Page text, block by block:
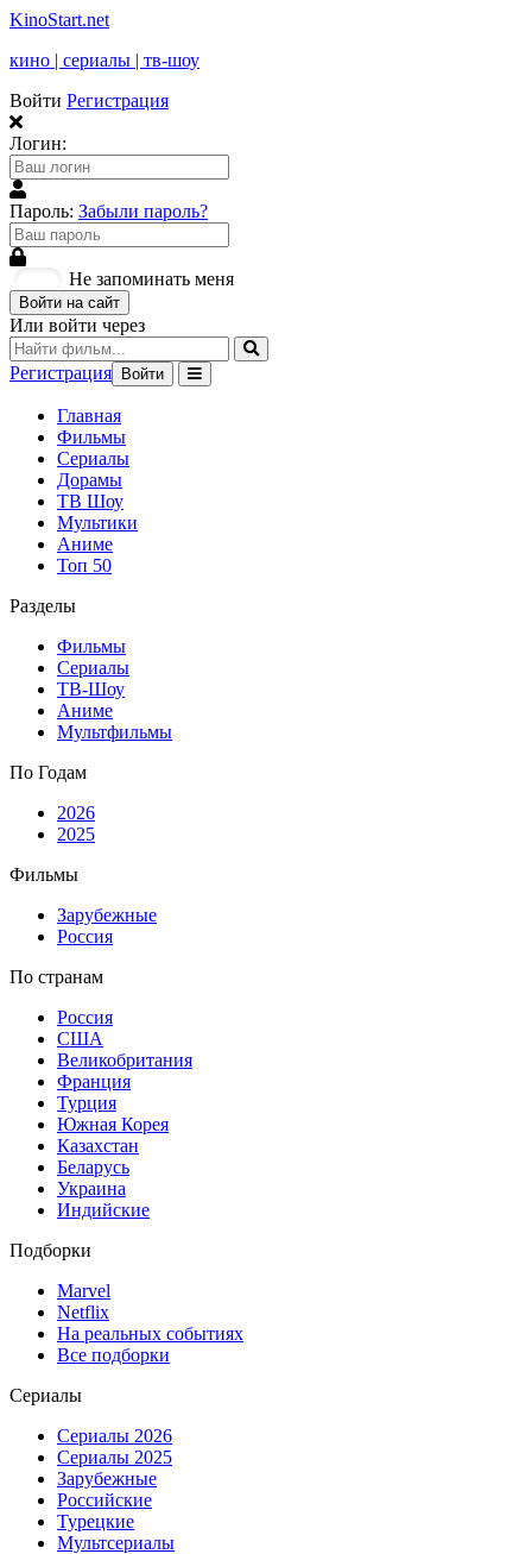
KinoStart.net
кино | сериалы | тв-шоу
Войти Регистрация
Логин:
Пароль: Забыли пароль?
Не запоминать меня
Войти на сайт
Или войти через
Регистрация Войти
Главная
Фильмы
Сериалы
Дорамы
ТВ Шоу
Мультики
Аниме
Топ 50
Разделы
Фильмы
Сериалы
ТВ-Шоу
Аниме
Мультфильмы
По Годам
2026
2025
Фильмы
Зарубежные
Россия
По странам
Россия
США
Великобритания
Франция
Турция
Южная Корея
Казахстан
Беларусь
Украина
Индийские
Подборки
Marvel
Netflix
На реальных событиях
Все подборки
Сериалы
Сериалы 2026
Сериалы 2025
Зарубежные
Российские
Турецкие
Мультсериалы